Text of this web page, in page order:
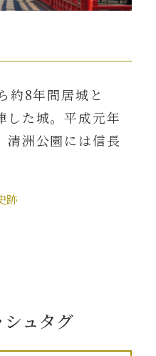
約8年間居城と
した城。平成元年
清洲公園には信長
跡
シュタグ